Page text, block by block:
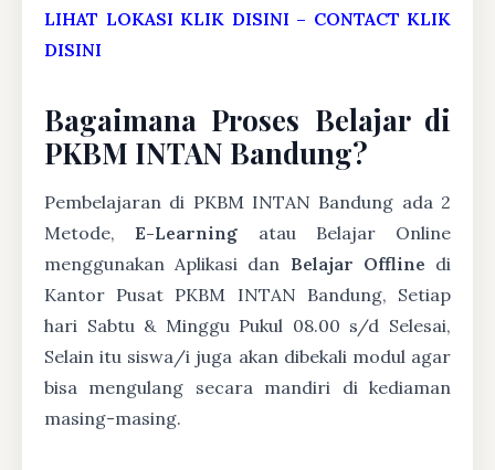
LIHAT LOKASI KLIK DISINI – CONTACT KLIK
DISINI
Bagaimana Proses Belajar di
PKBM INTAN Bandung?
Pembelajaran di PKBM INTAN Bandung ada 2
Metode,E-Learning atau Belajar Online
menggunakan Aplikasi dan Belajar Offline di
Kantor Pusat PKBM INTAN Bandung, Setiap
hari Sabtu & Minggu Pukul 08.00 s/d Selesai,
Selain itu siswa/i juga akan dibekali modul agar
bisa mengulang secara mandiri di kediaman
masing-masing.